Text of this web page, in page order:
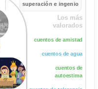
superación e ingenio
Los más
valorados
cuentos de amistad
cuentos de agua
cuentos de
autoestima